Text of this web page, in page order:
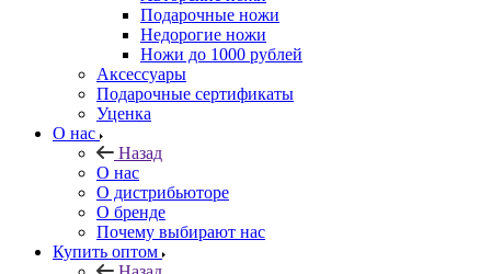
Подарочные ножи
Недорогие ножи
Ножи до 1000 рублей
Аксессуары
Подарочные сертификаты
Уценка
О нас
Назад
О нас
О дистрибьюторе
О бренде
Почему выбирают нас
Купить оптом